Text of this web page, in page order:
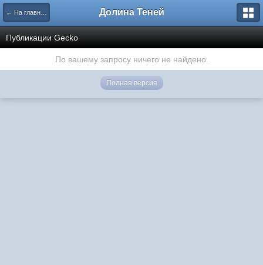
← На главную Долина Теней
Публикации Gecko
По вашему запросу ничего не найдено.
Полная версия